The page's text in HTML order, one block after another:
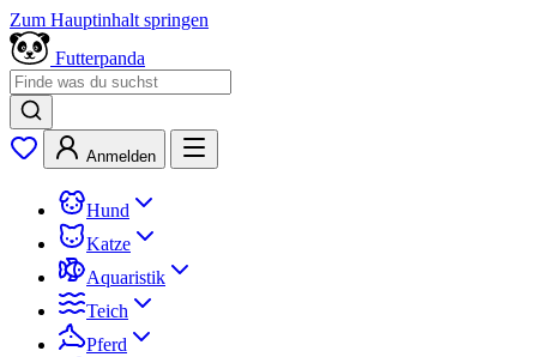
Zum Hauptinhalt springen
Futterpanda
Anmelden
Hund
Katze
Aquaristik
Teich
Pferd